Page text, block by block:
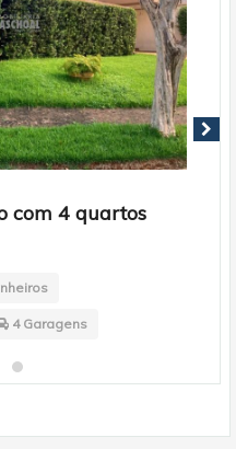
com 4 quartos
4 Garagens